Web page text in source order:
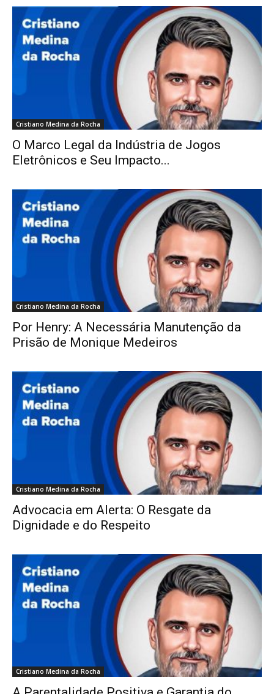
Cristiano Medina da Rocha
O Marco Legal da Indústria de Jogos
Eletrônicos e Seu Impacto...
Cristiano Medina da Rocha
Por Henry: A Necessária Manutenção da
Prisão de Monique Medeiros
Cristiano Medina da Rocha
Advocacia em Alerta: O Resgate da
Dignidade e do Respeito
Cristiano Medina da Rocha